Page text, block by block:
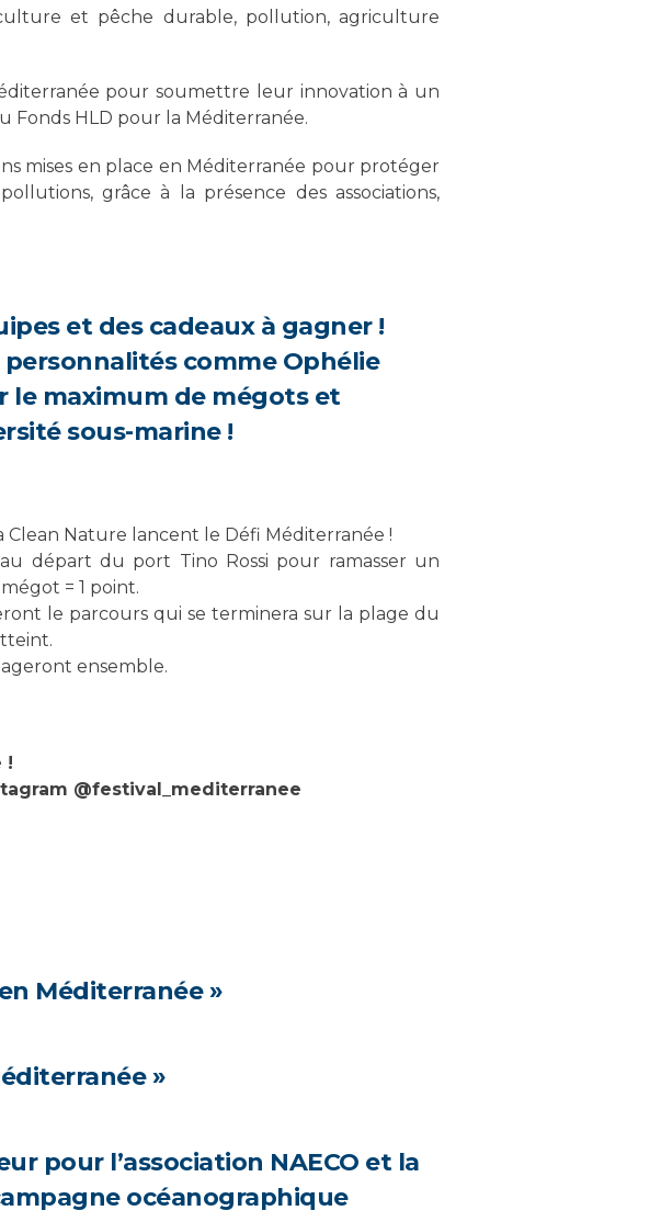
et pêche durable, pollution, agriculture
pour soumettre leur innovation à un
Fonds HLD pour la Méditerranée.
mises en place en Méditerranée pour protéger
grâce à la présence des associations,
et des cadeaux à gagner !
comme Ophélie
le maximum de mégots et
sous-marine !
Clean Nature lancent le Défi Méditerranée !
départ du port Tino Rossi pour ramasser un
= 1 point.
le parcours qui se terminera sur la plage du
ensemble.
!
@festival_mediterranee
Méditerranée »
»
pour l’association NAECO et la
océanographique